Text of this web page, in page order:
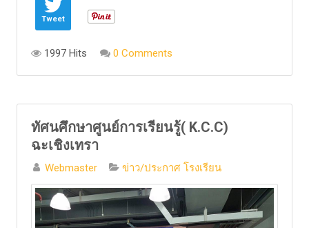
Tweet
1997 Hits 0 Comments
ทัศนศึกษาศูนย์การเรียนรู้( K.C.C)
ฉะเชิงเทรา
Webmaster ข่าว/ประกาศ โรงเรียน